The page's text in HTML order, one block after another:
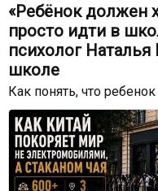
«Ребёнок должен
просто идти в
психолог
школе
Как понять, что